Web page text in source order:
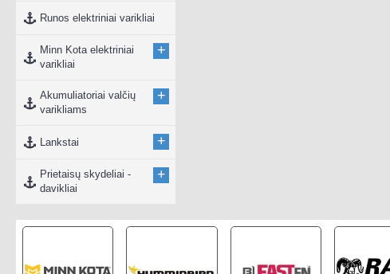
Runos elektriniai varikliai
Minn Kota elektriniai
varikliai
+
Akumuliatoriai valčių
varikliams
+
Lankstai +
Prietaisų skydeliai -
davikliai
+